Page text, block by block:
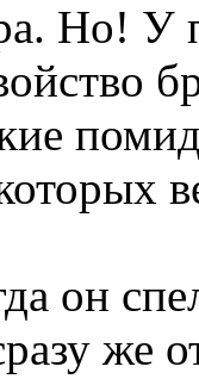
Но! У
он
же